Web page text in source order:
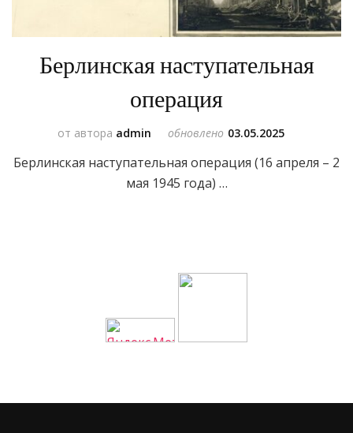
Берлинская наступательная
операция
от автора admin обновлено 03.05.2025
Берлинская наступательная операция (16 апреля – 2
мая 1945 года) …